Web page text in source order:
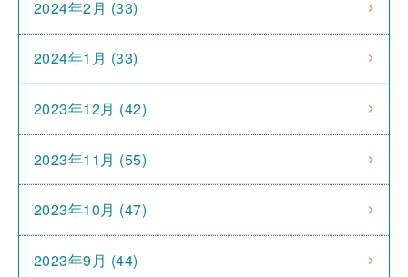
2024年2月 (33)
2024年1月 (33)
2023年12月 (42)
2023年11月 (55)
2023年10月 (47)
2023年9月 (44)